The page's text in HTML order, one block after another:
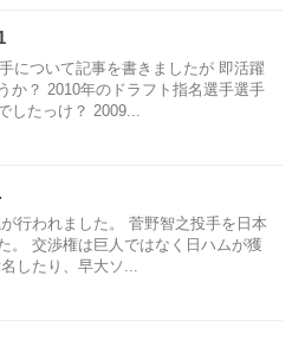
について記事を書きましたが 即活躍
か？ 2010年のドラフト指名選手選手
したっけ？ 2009...
行われました。 菅野智之投手を日本
。 交渉権は巨人ではなく日ハムが獲
したり、早大ソ...